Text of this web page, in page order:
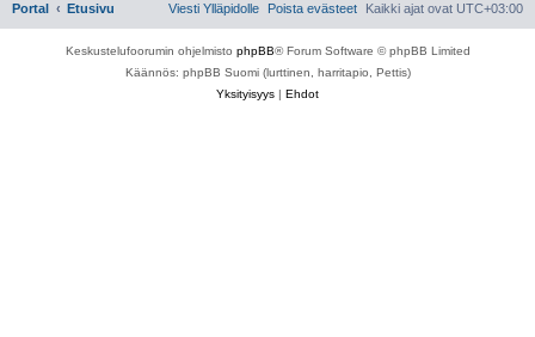
Portal Etusivu Kaikki ajat ovat UTC+03:00
Poista evästeet
Viesti Ylläpidolle
Keskustelufoorumin ohjelmisto phpBB® Forum Software © phpBB Limited
Käännös: phpBB Suomi (lurttinen, harritapio, Pettis)
Yksityisyys | Ehdot